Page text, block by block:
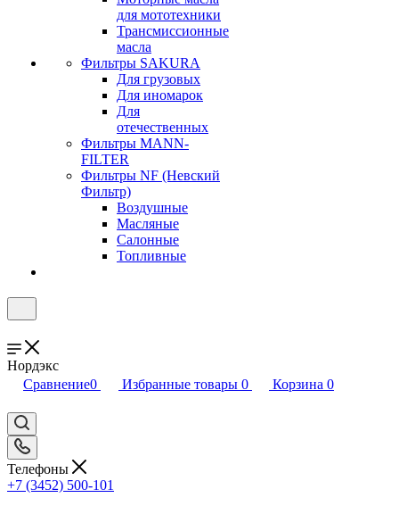
для мототехники
Трансмиссионные
масла
Фильтры SAKURA
Для грузовых
Для иномарок
Для
отечественных
Фильтры MANN-
FILTER
Фильтры NF (Невский
Фильтр)
Воздушные
Масляные
Салонные
Топливные
Нордэкс
Сравнение0 Избранные товары 0 Корзина 0
Телефоны
+7 (3452) 500-101